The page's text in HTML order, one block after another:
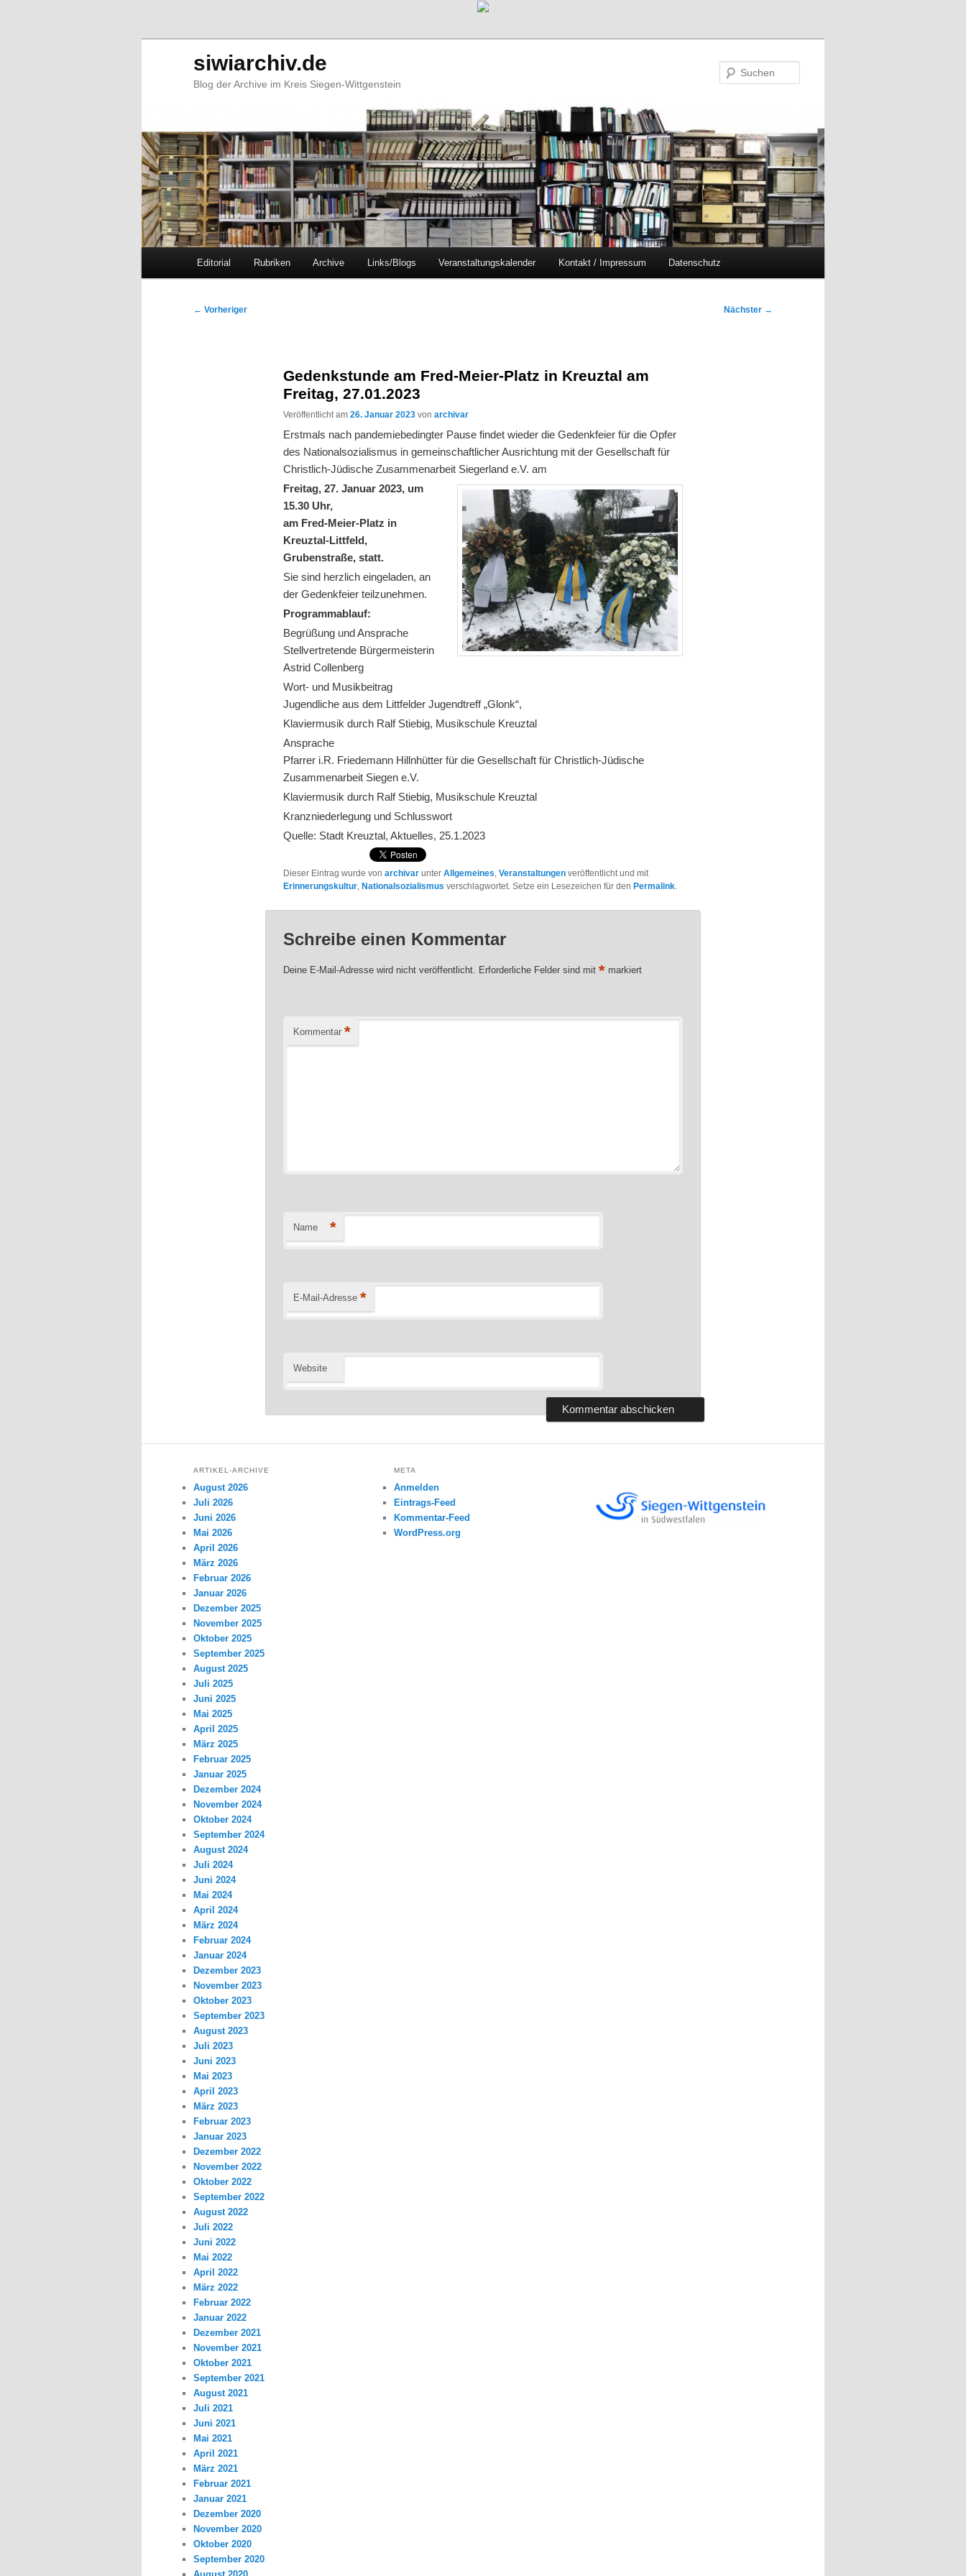
siwiarchiv.de
Blog der Archive im Kreis Siegen-Wittgenstein
Zum
Zum
Editorial Rubriken Archive Links/Blogs Veranstaltungskalender Kontakt / Impressum Datenschutz
Beitragsnavigation
← Vorheriger Nächster →
Gedenkstunde am Fred-Meier-Platz in Kreuztal am
Freitag, 27.01.2023
Veröffentlicht am26. Januar 2023 vonarchivar
Erstmals nach pandemiebedingter Pause findet wieder die Gedenkfeier für die Opfer
des Nationalsozialismus in gemeinschaftlicher Ausrichtung mit der Gesellschaft für
Christlich-Jüdische Zusammenarbeit Siegerland e.V. am
Freitag, 27. Januar 2023, um
15.30 Uhr,
am Fred-Meier-Platz in
Kreuztal-Littfeld,
Grubenstraße, statt.
Sie sind herzlich eingeladen, an
der Gedenkfeier teilzunehmen.
Programmablauf:
Begrüßung und Ansprache
Stellvertretende Bürgermeisterin
Astrid Collenberg
Wort- und Musikbeitrag
Jugendliche aus dem Littfelder Jugendtreff „Glonk“,
Klaviermusik durch Ralf Stiebig, Musikschule Kreuztal
Ansprache
Pfarrer i.R. Friedemann Hillnhütter für die Gesellschaft für Christlich-Jüdische
Zusammenarbeit Siegen e.V.
Klaviermusik durch Ralf Stiebig, Musikschule Kreuztal
Kranzniederlegung und Schlusswort
Quelle: Stadt Kreuztal, Aktuelles, 25.1.2023
Dieser Eintrag wurde vonarchivar unterAllgemeines,Veranstaltungen veröffentlicht und mit
Erinnerungskultur, Nationalsozialismus verschlagwortet. Setze ein Lesezeichen für den Permalink.
Schreibe einen Kommentar
Deine E-Mail-Adresse wird nicht veröffentlicht. Erforderliche Felder sind mit* markiert
Kommentar *
Name *
E-Mail-Adresse *
Website
ARTIKEL-ARCHIVE
August 2026
Juli 2026
Juni 2026
Mai 2026
April 2026
März 2026
Februar 2026
Januar 2026
Dezember 2025
November 2025
Oktober 2025
September 2025
August 2025
Juli 2025
Juni 2025
Mai 2025
April 2025
März 2025
Februar 2025
Januar 2025
Dezember 2024
November 2024
Oktober 2024
September 2024
August 2024
Juli 2024
Juni 2024
Mai 2024
April 2024
März 2024
Februar 2024
Januar 2024
Dezember 2023
November 2023
Oktober 2023
September 2023
August 2023
Juli 2023
Juni 2023
Mai 2023
April 2023
März 2023
Februar 2023
Januar 2023
Dezember 2022
November 2022
Oktober 2022
September 2022
August 2022
Juli 2022
Juni 2022
Mai 2022
April 2022
März 2022
Februar 2022
Januar 2022
Dezember 2021
November 2021
Oktober 2021
September 2021
August 2021
Juli 2021
Juni 2021
Mai 2021
April 2021
März 2021
Februar 2021
Januar 2021
Dezember 2020
November 2020
Oktober 2020
September 2020
META
Anmelden
Eintrags-Feed
Kommentar-Feed
WordPress.org